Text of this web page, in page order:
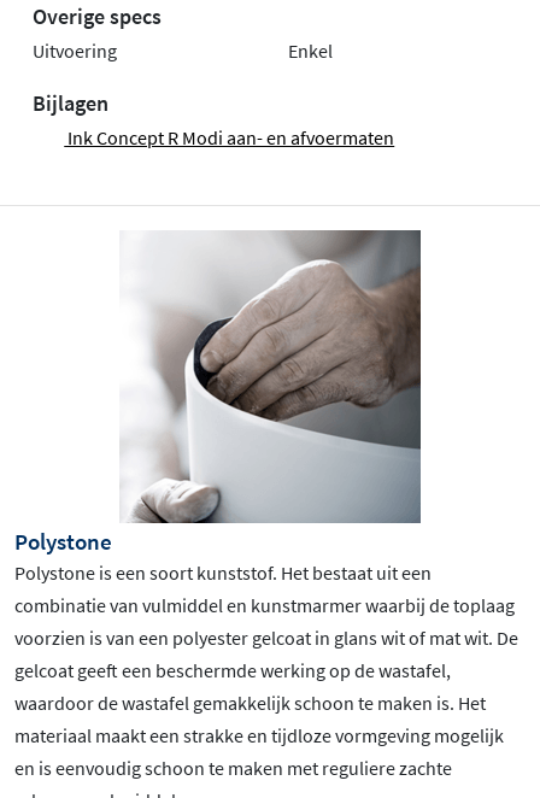
Overige specs
Uitvoering Enkel
Bijlagen
Ink Concept R Modi aan- en afvoermaten
Polystone
Polystone is een soort kunststof. Het bestaat uit een
combinatie van vulmiddel en kunstmarmer waarbij de toplaag
voorzien is van een polyester gelcoat in glans wit of mat wit. De
gelcoat geeft een beschermde werking op de wastafel,
waardoor de wastafel gemakkelijk schoon te maken is. Het
materiaal maakt een strakke en tijdloze vormgeving mogelijk
en is eenvoudig schoon te maken met reguliere zachte